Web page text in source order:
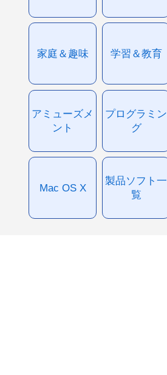
家庭＆趣味 学習＆教育
アミューズメ
ント
プログラミン
グ
Mac OS X
製品ソフト一
覧